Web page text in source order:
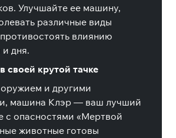
Улучшайте ее машину,
различные виды
влиянию
дня.
своей крутой тачке
и другими
машина Клэр — ваш лучший
с опасностями «Мертвой
животные готовы